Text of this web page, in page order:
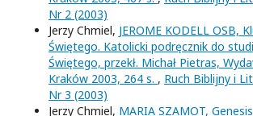
Nr 2 (2003)
Jerzy Chmiel, JEROME KODELL OSB,
Świętego. Katolicki podręcznik do
Świętego, przekł. Michał Pietras,
Kraków 2003, 264 s. , Ruch Biblijny i
Nr 3 (2003)
Jerzy Chmiel, MARIA SZAMOT,